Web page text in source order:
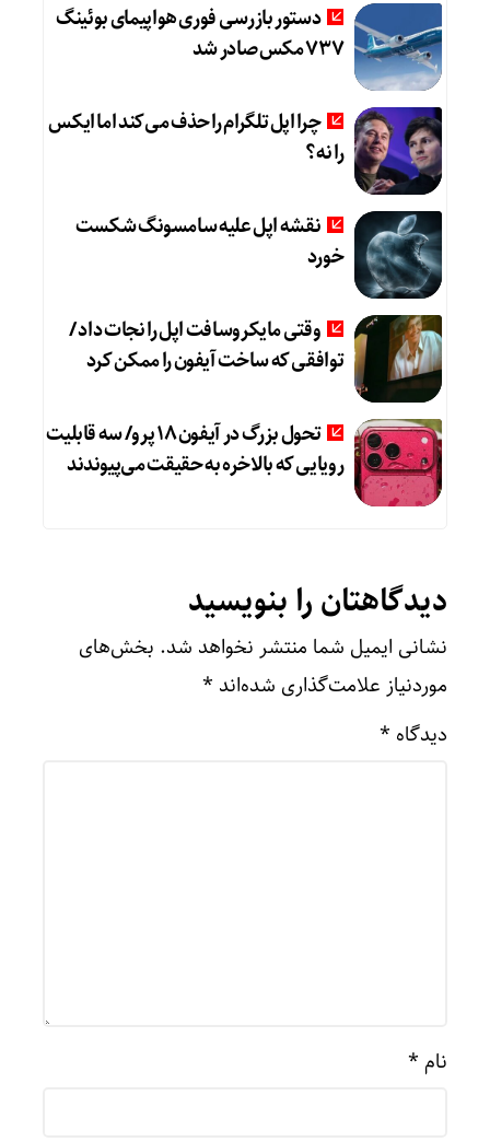
دستور بازرسی فوری هواپیمای بوئینگ
۷۳۷ مکس صادر شد
چرا اپل تلگرام را حذف می‌کند اما ایکس
را نه؟
نقشه اپل علیه سامسونگ شکست
خورد
وقتی مایکروسافت اپل را نجات داد /
توافقی که ساخت آیفون را ممکن کرد
تحول بزرگ در آیفون ۱۸ پرو/ سه قابلیت
رویایی که بالاخره به حقیقت می‌پیوندند
دیدگاهتان را بنویسید
نشانی ایمیل شما منتشر نخواهد شد. بخش‌های
موردنیاز علامت‌گذاری شده‌اند *
دیدگاه *
نام *